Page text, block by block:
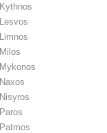
Kythnos
Lesvos
Limnos
Milos
Mykonos
Naxos
Nisyros
Paros
Patmos